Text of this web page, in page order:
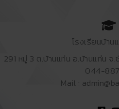
โรงเรียนบ้าน
291 หมู่ 3 ต.บ้านแท่น อ.บ้านแท่น
044-
Mail :